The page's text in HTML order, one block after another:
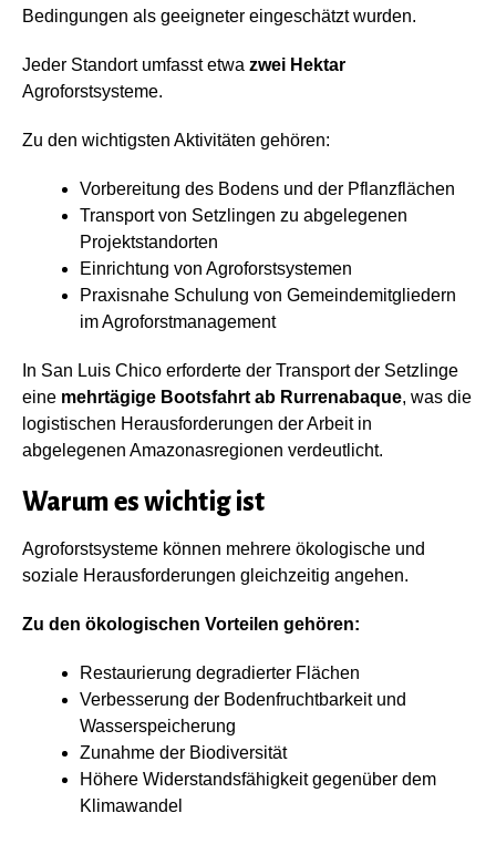
Bedingungen als geeigneter eingeschätzt wurden.
Jeder Standort umfasst etwa zwei Hektar
Agroforstsysteme.
Zu den wichtigsten Aktivitäten gehören:
Vorbereitung des Bodens und der Pflanzflächen
Transport von Setzlingen zu abgelegenen
Projektstandorten
Einrichtung von Agroforstsystemen
Praxisnahe Schulung von Gemeindemitgliedern
im Agroforstmanagement
In San Luis Chico erforderte der Transport der Setzlinge
eine mehrtägige Bootsfahrt ab Rurrenabaque, was die
logistischen Herausforderungen der Arbeit in
abgelegenen Amazonasregionen verdeutlicht.
Warum es wichtig ist
Agroforstsysteme können mehrere ökologische und
soziale Herausforderungen gleichzeitig angehen.
Zu den ökologischen Vorteilen gehören:
Restaurierung degradierter Flächen
Verbesserung der Bodenfruchtbarkeit und
Wasserspeicherung
Zunahme der Biodiversität
Höhere Widerstandsfähigkeit gegenüber dem
Klimawandel